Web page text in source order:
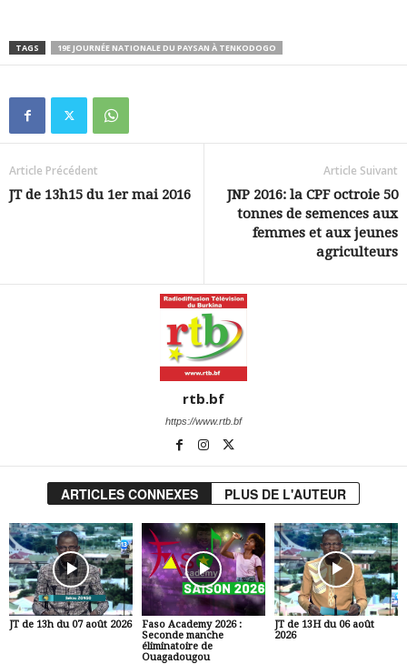
TAGS 19E JOURNÉE NATIONALE DU PAYSAN À TENKODOGO
Article Précédent
JT de 13h15 du 1er mai 2016
Article Suivant
JNP 2016: la CPF octroie 50
tonnes de semences aux
femmes et aux jeunes
agriculteurs
rtb.bf
https://www.rtb.bf
ARTICLES CONNEXES PLUS DE L'AUTEUR
JT de 13h du 07 août 2026
Faso Academy 2026 :
Seconde manche
éliminatoire de
Ouagadougou
JT de 13H du 06 août
2026